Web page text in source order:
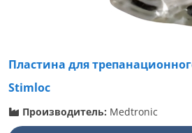
Пластина для
Stimloc
Производитель: Medtronic